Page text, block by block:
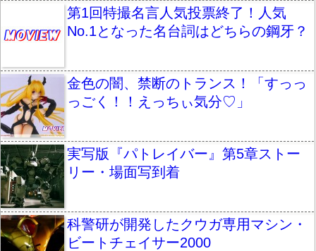
第1回特撮名言人気投票終了！人気
No.1となった名台詞はどちらの鋼牙？
金色の闇、禁断のトランス！「すっっ
っごく！！えっちぃ気分♡」
実写版『パトレイバー』第5章ストー
リー・場面写到着
科警研が開発したクウガ専用マシン・
ビートチェイサー2000